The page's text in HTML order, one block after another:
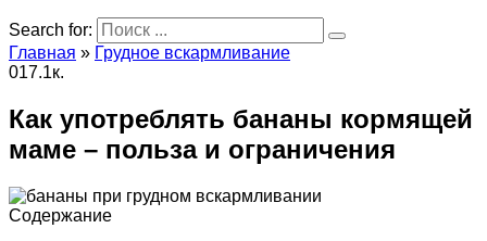
Search for:
Главная » Грудное вскармливание
017.1к.
Как употреблять бананы кормящей
маме – польза и ограничения
Содержание